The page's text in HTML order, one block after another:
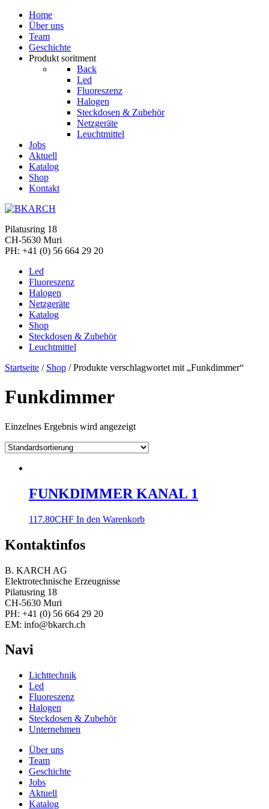
Home
Über uns
Team
Geschichte
Produkt soritment
Back
Led
Fluoreszenz
Halogen
Steckdosen & Zubehör
Netzgeräte
Leuchtmittel
Jobs
Aktuell
Katalog
Shop
Kontakt
Pilatusring 18
CH-5630 Muri
PH: +41 (0) 56 664 29 20
Led
Fluoreszenz
Halogen
Netzgeräte
Katalog
Shop
Steckdosen & Zubehör
Leuchtmittel
Startseite / Shop / Produkte verschlagwortet mit „Funkdimmer“
Funkdimmer
Einzelnes Ergebnis wird angezeigt
FUNKDIMMER KANAL 1
117.80CHF In den Warenkorb
Kontaktinfos
B. KARCH AG
Elektrotechnische Erzeugnisse
Pilatusring 18
CH-5630 Muri
PH: +41 (0) 56 664 29 20
EM: info@bkarch.ch
Navi
Lichttechnik
Led
Fluoreszenz
Halogen
Steckdosen & Zubehör
Unternehmen
Über uns
Team
Geschichte
Jobs
Aktuell
Katalog